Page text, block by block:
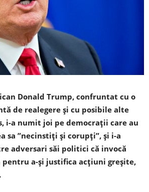
Donald Trump, confruntat cu o
de realegere şi cu posibile alte
i-a numit joi pe democraţii care au
sa ”necinstiţi şi corupţi”, şi i-a
adversari săi politici că invocă
a-şi justifica acţiuni greşite,